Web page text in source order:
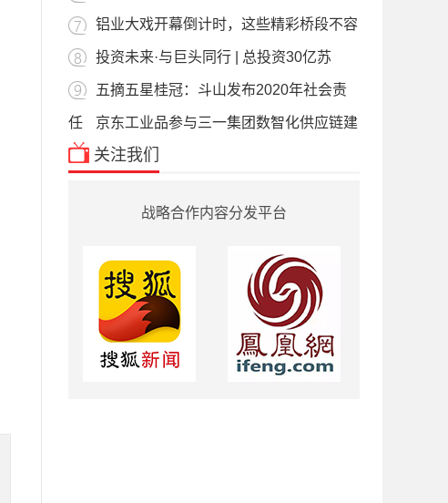
铝业大戏开幕倒计时，这些精彩桥段不容
投资未来·与巨头同行 | 总投资30亿苏
五摘五星桂冠：斗山发布2020年社会责
任 京东工业品参与三一集团数智化供应链建
关注我们
战略合作内容分发平台